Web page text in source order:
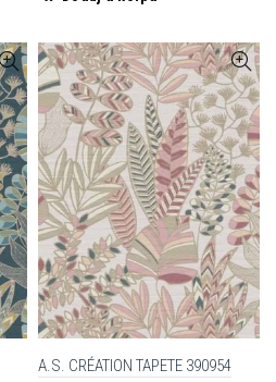
A.S. CRÉATION TAPETE 390954